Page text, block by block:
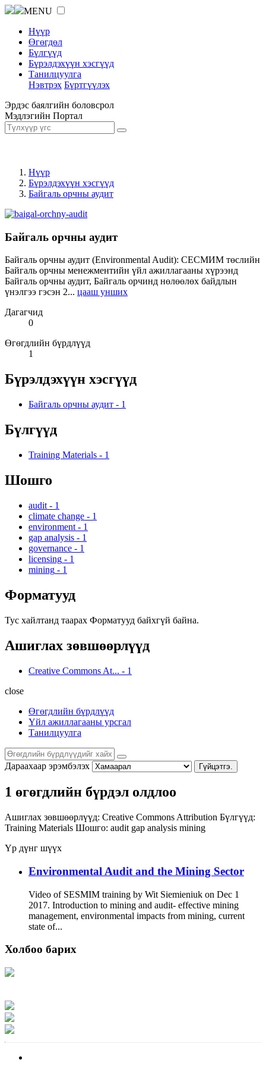
MENU
Нүүр
Өгөгдөл
Бүлгүүд
Бүрэлдэхүүн хэсгүүд
Танилцуулга
Нэвтрэх Бүртгүүлэх
Эрдэс баялгийн боловсрол
Мэдлэгийн Портал
Нүүр
Бүрэлдэхүүн хэсгүүд
Байгаль орчны аудит
Байгаль орчны аудит
Байгаль орчны аудит (Environmental Audit): СЕСМИМ төслийн
Байгаль орчны менежментийн үйл ажиллагааны хүрээнд
Байгаль орчны аудит, Байгаль орчинд нөлөөлөх байдлын
үнэлгээ гэсэн 2... цааш унших
Дагагчид
0
Өгөгдлийн бүрдлүүд
1
Бүрэлдэхүүн хэсгүүд
Байгаль орчны аудит - 1
Бүлгүүд
Training Materials - 1
Шошго
audit - 1
climate change - 1
environment - 1
gap analysis - 1
governance - 1
licensing - 1
mining - 1
Форматууд
Тус хайлтанд таарах Форматууд байхгүй байна.
Ашиглах зөвшөөрлүүд
Creative Commons At... - 1
close
Өгөгдлийн бүрдлүүд
Үйл ажиллагааны урсгал
Танилцуулга
Дараахаар эрэмбэлэх Гүйцэтгэ.
1 өгөгдлийн бүрдэл олдлоо
Ашиглах зөвшөөрлүүд: Creative Commons Attribution Бүлгүүд:
Training Materials Шошго: audit gap analysis mining
Үр дүнг шүүх
Environmental Audit and the Mining Sector
Video of SESMIM training by Wit Siemieniuk on Dec 1
2017. Introduction to mining and audit- effective mining
management, environmental impacts from mining, current
state of...
Холбоо барих